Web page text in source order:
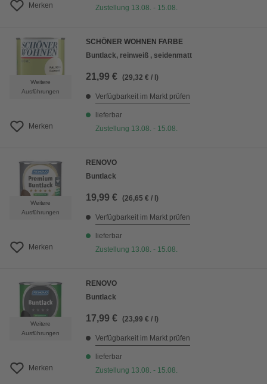
Merken
Zustellung 13.08. - 15.08.
Weitere
Ausführungen
Merken
SCHÖNER WOHNEN FARBE
Buntlack, reinweiß , seidenmatt
21,99 € (29,32 € / l)
Verfügbarkeit im Markt prüfen
lieferbar
Zustellung 13.08. - 15.08.
Weitere
Ausführungen
Merken
RENOVO
Buntlack
19,99 € (26,65 € / l)
Verfügbarkeit im Markt prüfen
lieferbar
Zustellung 13.08. - 15.08.
Weitere
Ausführungen
Merken
RENOVO
Buntlack
17,99 € (23,99 € / l)
Verfügbarkeit im Markt prüfen
lieferbar
Zustellung 13.08. - 15.08.